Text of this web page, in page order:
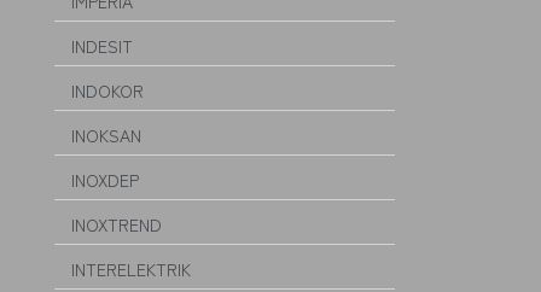
INDESIT
INDOKOR
INOKSAN
INOXDEP
INOXTREND
INTERELEKTRIK